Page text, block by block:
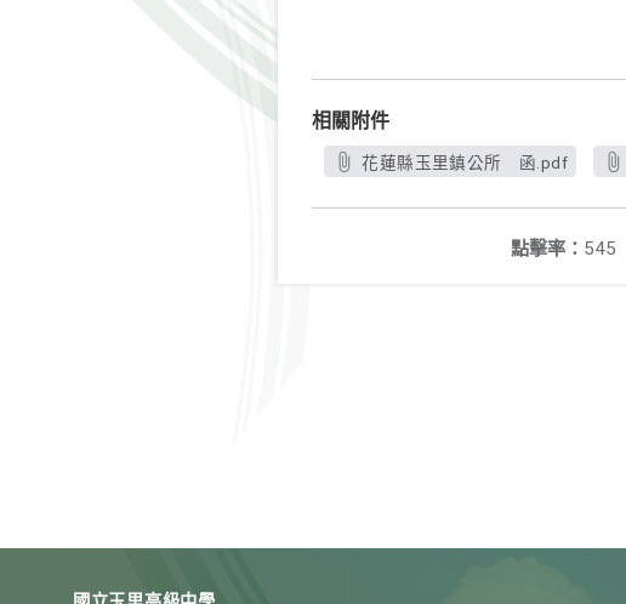
相關附件
花蓮縣玉里鎮公所 函.pdf
點擊率： 545